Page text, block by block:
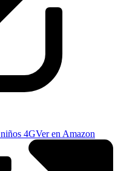
4GVer en Amazon